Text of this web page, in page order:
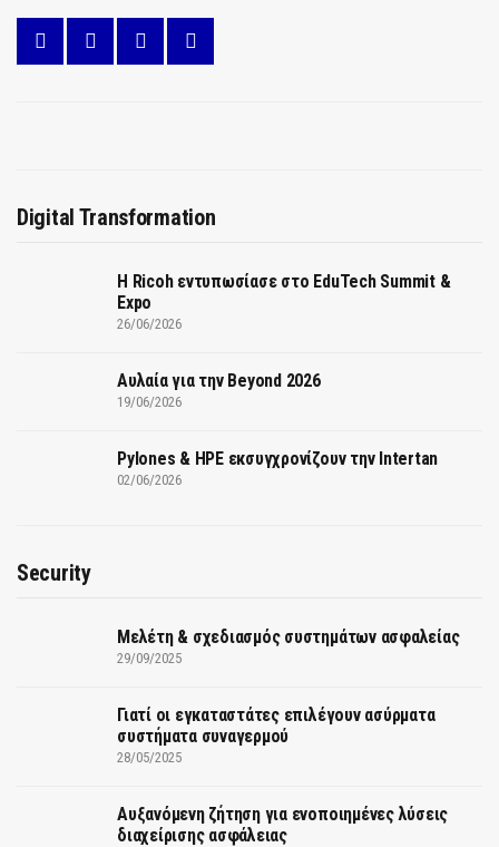
Digital Transformation
Η Ricoh εντυπωσίασε στο EduTech Summit &
Expo
26/06/2026
Αυλαία για την Beyond 2026
19/06/2026
Pylones & HPE εκσυγχρονίζουν την Intertan
02/06/2026
Security
Μελέτη & σχεδιασμός συστημάτων ασφαλείας
29/09/2025
Γιατί οι εγκαταστάτες επιλέγουν ασύρματα
συστήματα συναγερμού
28/05/2025
Αυξανόμενη ζήτηση για ενοποιημένες λύσεις
διαχείρισης ασφάλειας